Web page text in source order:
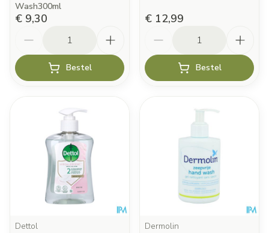
Wash300ml
€ 9,30
Bestel
€ 12,99
Bestel
Dettol
Dermolin